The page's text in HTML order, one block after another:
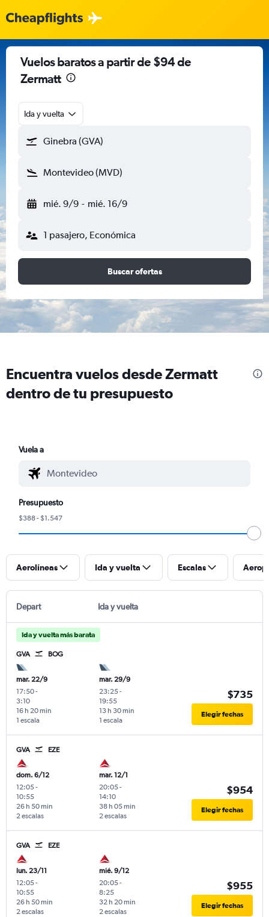
Vuelos baratos a partir de $94 de
Zermatt
Ida y vuelta
Ginebra (GVA)
Montevideo (MVD)
mié. 9/9 - mié. 16/9
1 pasajero, Económica
Buscar ofertas
Encuentra vuelos desde Zermatt
dentro de tu presupuesto
Vuela a
Presupuesto
$388 - $1.547
Aerolíneas Ida y vuelta Escalas
Depart Ida y vuelta
Ida y vuelta más barata
GVA BOG
mar. 22/9
17:50-
3:10
1 escala
16 h 20 min
mar. 29/9
23:25-
19:55
1 escala
13 h 30 min
$735
Elegir fechas
GVA EZE
dom. 6/12
12:05-
10:55
2 escalas
26 h 50 min
mar. 12/1
20:05-
14:10
2 escalas
38 h 05 min
$954
Elegir fechas
GVA EZE
lun. 23/11
12:05-
10:55
2 escalas
26 h 50 min
mié. 9/12
20:05-
8:25
2 escalas
32 h 20 min
$955
Elegir fechas